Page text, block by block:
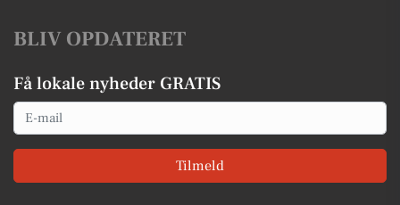
BLIV OPDATERET
Få lokale nyheder GRATIS
Email
Tilmeld